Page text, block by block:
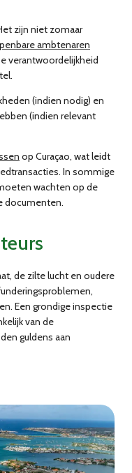
zijn niet zomaar
ambtenaren
verantwoordelijkheid
(indien nodig) en
(indien relevant
op Curaçao, wat leidt
In sommige
wachten op de
documenten.
de zilte lucht en oudere
Een grondige inspectie
van de
guldens aan